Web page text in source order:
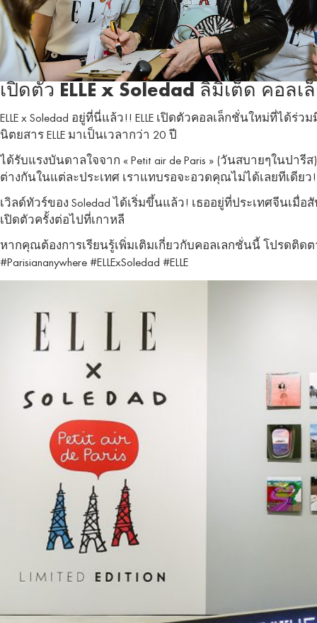
เปิดตัว ELLE x Soledad ลิมิเต็ด คอลเ
ELLE x Soledad อยู่ที่นี่แล้ว!! ELLE เปิดตัวคอลเล็กชั่นใหม่ที่ได้
นิตยสาร ELLE มาเป็นเวลากว่า 20 ปี
ได้รับแรงบันดาลใจจาก « Petit air de Paris » (วันสบายๆใน
ต่างกันในแต่ละประเทศ เราแทบรอจะอวดคุณไม่ได้เลยทีเดีย
เวิลด์ทัวร์ของ Soledad ได้เริ่มขึ้นแล้ว! เธออยู่ที่ประเทศจีนเ
เปิดตัวครั้งต่อไปที่เกาหลี
หากคุณต้องการเรียนรู้เพิ่มเติมเกี่ยวกับคอลเลกชั่นนี้ โปรดติดตา
#Parisiananywhere #ELLExSoledad #ELLE